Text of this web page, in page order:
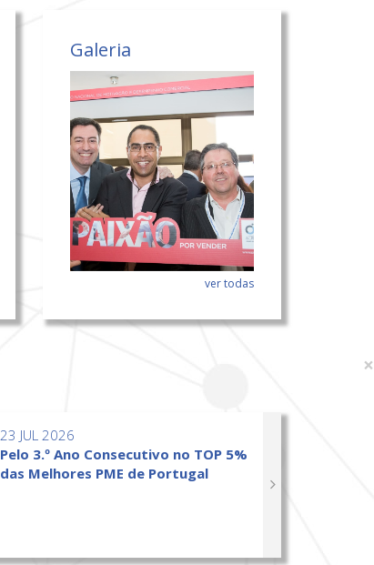
Galeria
ver todas
×
23 JUL 2026
Pelo 3.º Ano Consecutivo no TOP 5%
das Melhores PME de Portugal